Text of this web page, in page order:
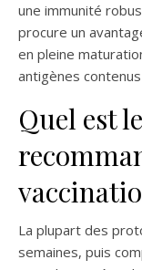
une immunité
procure un
en pleine
antigènes
Quel est
La plupart des
semaines, puis